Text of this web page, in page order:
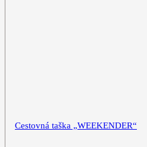
Cestovná taška „WEEKENDER“